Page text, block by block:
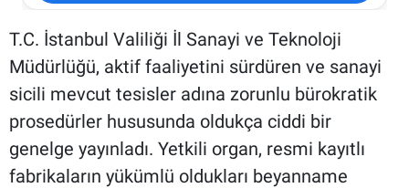
T.C. İstanbul Valiliği İl Sanayi ve Teknoloji
Müdürlüğü, aktif faaliyetini sürdüren ve sanayi
sicili mevcut tesisler adına zorunlu bürokratik
prosedürler hususunda oldukça ciddi bir
genelge yayınladı. Yetkili organ, resmi kayıtlı
fabrikaların yükümlü oldukları beyanname